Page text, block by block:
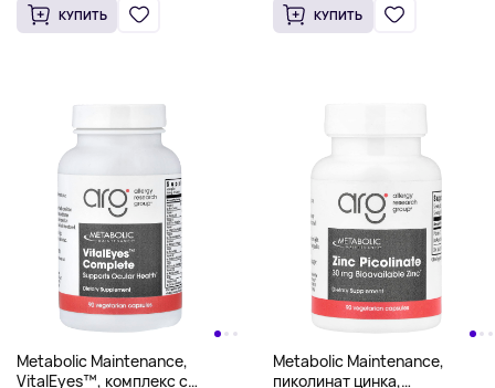
КУПИТЬ КУПИТЬ
Metabolic Maintenance,
VitalEyes™, комплекс с
Metabolic Maintenance,
пиколинат цинка,